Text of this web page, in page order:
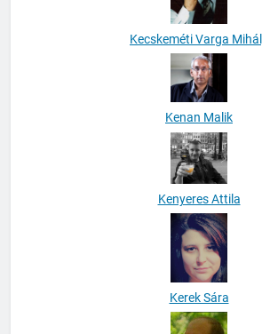
Kecskeméti Varga Mihály
Kenan Malik
Kenyeres Attila
Kerek Sára